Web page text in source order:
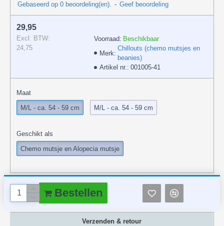
Gebaseerd op 0 beoordeling(en). - Geef beoordeling
29,95
Excl. BTW:
24,75
Voorraad: Beschikbaar
Merk:
Chillouts (chemo mutsjes en
beanies)
Artikel nr.: 001005-41
Maat
M/L - ca. 54 - 59 cm
M/L - ca. 54 - 59 cm
Geschikt als
Chemo mutsje en Alopecia mutsje
Bestellen
Verzenden & retour